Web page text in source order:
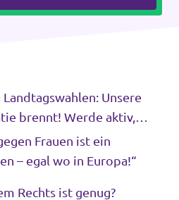
Landtagswahlen: Unsere
brennt! Werde aktiv,
nie. Frauen ist ein
– egal wo in Europa!“
Rechts ist genug?